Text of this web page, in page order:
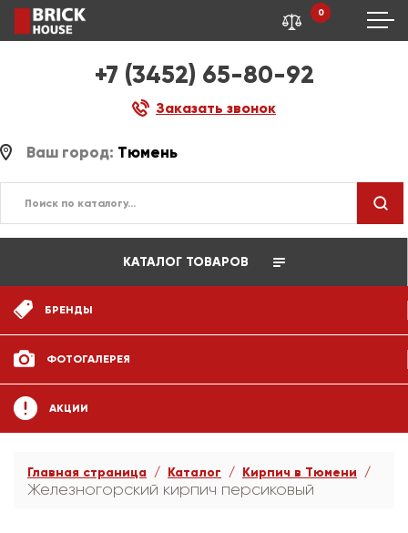
+7 (3452) 65-80-92
Заказать звонок
0
Ваш город: Тюмень
КАТАЛОГ ТОВАРОВ
БРЕНДЫ
ФОТОГАЛЕРЕЯ
АКЦИИ
Главная страница Каталог Кирпич в Тюмени
Железногорский кирпич персиковый